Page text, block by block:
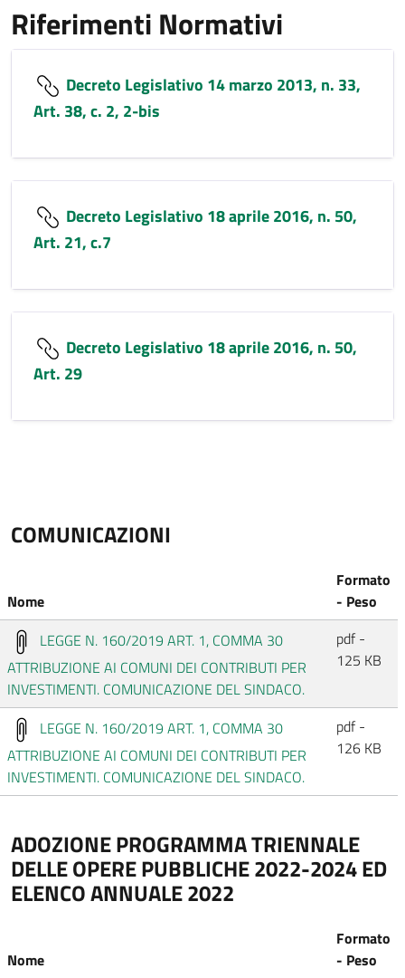
Riferimenti Normativi
Decreto Legislativo 14 marzo 2013, n. 33,
Art. 38, c. 2, 2-bis
Decreto Legislativo 18 aprile 2016, n. 50,
Art. 21, c.7
Decreto Legislativo 18 aprile 2016, n. 50,
Art. 29
COMUNICAZIONI
Nome
Formato
- Peso
LEGGE N. 160/2019 ART. 1, COMMA 30
ATTRIBUZIONE AI COMUNI DEI CONTRIBUTI PER
INVESTIMENTI. COMUNICAZIONE DEL SINDACO.
pdf -
125 KB
LEGGE N. 160/2019 ART. 1, COMMA 30
ATTRIBUZIONE AI COMUNI DEI CONTRIBUTI PER
INVESTIMENTI. COMUNICAZIONE DEL SINDACO.
pdf -
126 KB
ADOZIONE PROGRAMMA TRIENNALE
DELLE OPERE PUBBLICHE 2022-2024 ED
ELENCO ANNUALE 2022
Nome
Formato
- Peso